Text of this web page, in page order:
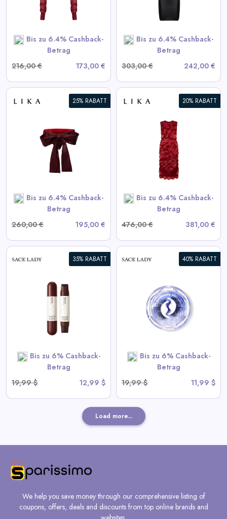
Bis zu 6.4% Cashback-
Betrag
216,00 €
173,00 €
Bis zu 6.4% Cashback-
Betrag
303,00 €
242,00 €
SHOP NOW
25% RABATT
Bis zu 6.4% Cashback-
Betrag
260,00 €
195,00 €
20% RABATT
Bis zu 6.4% Cashback-
Betrag
476,00 €
381,00 €
Bordeaux Kleid mit
voluminösen Elementen
View All LIKA Deals
SHOP NOW
35% RABATT
Bis zu 6% Cashback-
Betrag
19,99 $
12,99 $
40% RABATT
Bis zu 6% Cashback-
Betrag
19,99 $
11,99 $
Selbstklebende Wimpern
View All Sace Lady Deals
SHOP NOW
Load more...
We help you save money through our comprehensive listing of
coupons, offers, deals and discounts from top online brands and